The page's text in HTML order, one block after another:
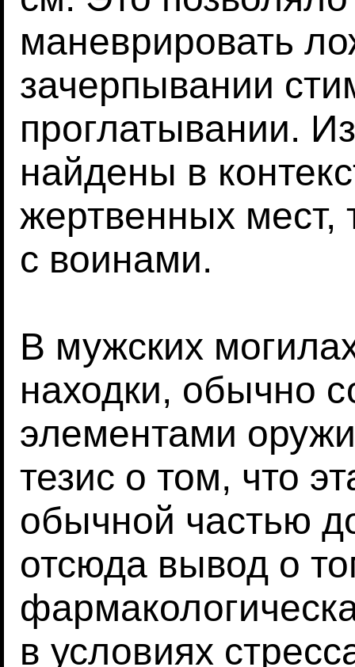
маневрировать
зачерпывании
проглатывании.
найдены в
жертвенных мест,
с воинами.
В мужских
находки, обычно
элементами
тезис о том, что
обычной частью
отсюда вывод о
в условиях